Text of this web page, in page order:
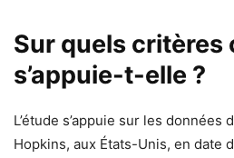
Sur quels critères
s’appuie-t-elle ?
L’étude s’appuie sur les données
Hopkins, aux États-Unis, en date